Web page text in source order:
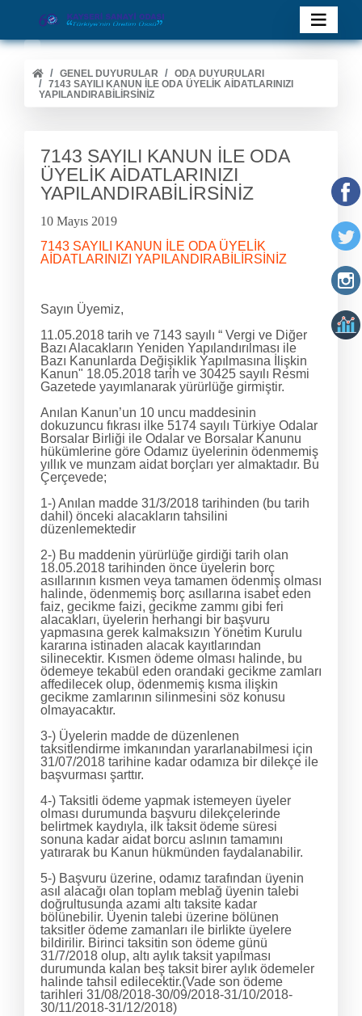
GENEL DUYURULAR
ODA DUYURULARI
7143 SAYILI KANUN İLE ODA ÜYELİK AİDATLARINIZI
YAPILANDIRABİLİRSİNİZ
7143 SAYILI KANUN İLE ODA
ÜYELİK AİDATLARINIZI
YAPILANDIRABİLİRSİNİZ
10 Mayıs 2019
7143 SAYILI KANUN İLE ODA ÜYELİK
AİDATLARINIZI YAPILANDIRABİLİRSİNİZ
Sayın Üyemiz,
11.05.2018 tarih ve 7143 sayılı “ Vergi ve Diğer
Bazı Alacakların Yeniden Yapılandırılması ile
Bazı Kanunlarda Değişiklik Yapılmasına İlişkin
Kanun" 18.05.2018 tarih ve 30425 sayılı Resmi
Gazetede yayımlanarak yürürlüğe girmiştir.
Anılan Kanun’un 10 uncu maddesinin
dokuzuncu fıkrası ilke 5174 sayılı Türkiye Odalar
Borsalar Birliği ile Odalar ve Borsalar Kanunu
hükümlerine göre Odamız üyelerinin ödenmemiş
yıllık ve munzam aidat borçları yer almaktadır. Bu
Çerçevede;
1-) Anılan madde 31/3/2018 tarihinden (bu tarih
dahil) önceki alacakların tahsilini
düzenlemektedir
2-) Bu maddenin yürürlüğe girdiği tarih olan
18.05.2018 tarihinden önce üyelerin borç
asıllarının kısmen veya tamamen ödenmiş olması
halinde, ödenmemiş borç asıllarına isabet eden
faiz, gecikme faizi, gecikme zammı gibi feri
alacakları, üyelerin herhangi bir başvuru
yapmasına gerek kalmaksızın Yönetim Kurulu
kararına istinaden alacak kayıtlarından
silinecektir. Kısmen ödeme olması halinde, bu
ödemeye tekabül eden orandaki gecikme zamları
affedilecek olup, ödenmemiş kısma ilişkin
gecikme zamlarının silinmesini söz konusu
olmayacaktır.
3-) Üyelerin madde de düzenlenen
taksitlendirme imkanından yararlanabilmesi için
31/07/2018 tarihine kadar odamıza bir dilekçe ile
başvurması şarttır.
4-) Taksitli ödeme yapmak istemeyen üyeler
olması durumunda başvuru dilekçelerinde
belirtmek kaydıyla, ilk taksit ödeme süresi
sonuna kadar aidat borcu aslının tamamını
yatırarak bu Kanun hükmünden faydalanabilir.
5-) Başvuru üzerine, odamız tarafından üyenin
asıl alacağı olan toplam meblağ üyenin talebi
doğrultusunda azami altı taksite kadar
bölünebilir. Üyenin talebi üzerine bölünen
taksitler ödeme zamanları ile birlikte üyelere
bildirilir. Birinci taksitin son ödeme günü
31/7/2018 olup, altı aylık taksit yapılması
durumunda kalan beş taksit birer aylık ödemeler
halinde tahsil edilecektir.(Vade son ödeme
tarihleri 31/08/2018-30/09/2018-31/10/2018-
30/11/2018-31/12/2018)